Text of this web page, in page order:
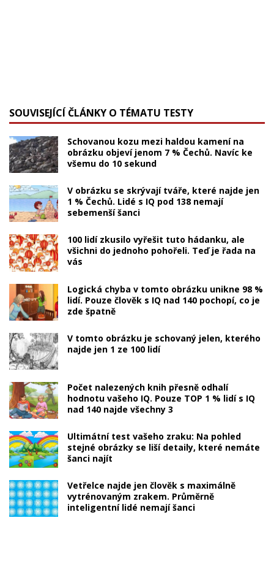
SOUVISEJÍCÍ ČLÁNKY O TÉMATU TESTY
Schovanou kozu mezi haldou kamení na
obrázku objeví jenom 7 % Čechů. Navíc ke
všemu do 10 sekund
V obrázku se skrývají tváře, které najde jen
1 % Čechů. Lidé s IQ pod 138 nemají
sebemenší šanci
100 lidí zkusilo vyřešit tuto hádanku, ale
všichni do jednoho pohořeli. Teď je řada na
vás
Logická chyba v tomto obrázku unikne 98 %
lidí. Pouze člověk s IQ nad 140 pochopí, co je
zde špatně
V tomto obrázku je schovaný jelen, kterého
najde jen 1 ze 100 lidí
Počet nalezených knih přesně odhalí
hodnotu vašeho IQ. Pouze TOP 1 % lidí s IQ
nad 140 najde všechny 3
Ultimátní test vašeho zraku: Na pohled
stejné obrázky se liší detaily, které nemáte
šanci najít
Vetřelce najde jen člověk s maximálně
vytrénovaným zrakem. Průměrně
inteligentní lidé nemají šanci